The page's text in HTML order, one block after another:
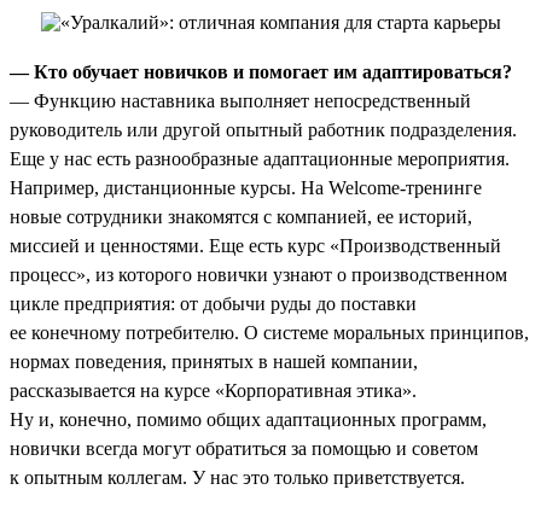
— Кто обучает новичков и помогает им адаптироваться?
— Функцию наставника выполняет непосредственный
руководитель или другой опытный работник подразделения.
Еще у нас есть разнообразные адаптационные мероприятия.
Например, дистанционные курсы. На Welcome-тренинге
новые сотрудники знакомятся с компанией, ее историй,
миссией и ценностями. Еще есть курс «Производственный
процесс», из которого новички узнают о производственном
цикле предприятия: от добычи руды до поставки
ее конечному потребителю. О системе моральных принципов,
нормах поведения, принятых в нашей компании,
рассказывается на курсе «Корпоративная этика».
Ну и, конечно, помимо общих адаптационных программ,
новички всегда могут обратиться за помощью и советом
к опытным коллегам. У нас это только приветствуется.